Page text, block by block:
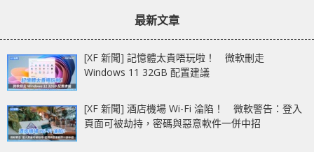
最新文章
[XF 新聞] 記憶體太貴唔玩啦！ 微軟刪走
Windows 11 32GB 配置建議
[XF 新聞] 酒店機場 Wi-Fi 淪陷！ 微軟警告：登入
頁面可被劫持，密碼與惡意軟件一併中招